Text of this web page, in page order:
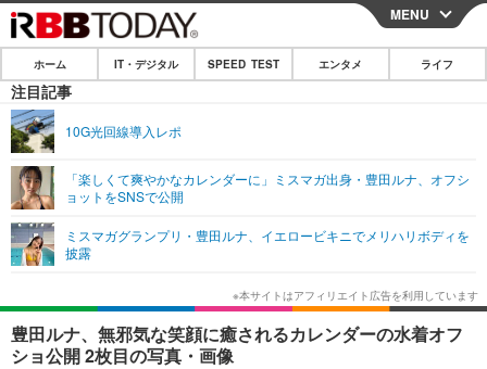
CLOSE
ホーム
IT・デジタル
ネタ
ショッピング その他
SPEED TEST
エンタメ
エンタメTOP
韓国・芸能
音楽 スポーツ
ライフ
ライフTOP グルメ
ペット ショッピング
リリース一覧
プッシュ通知の停止方法
MENU
ホーム IT・デジタル SPEED TEST エンタメ ライフ
注目記事
10G光回線導入レポ
「楽しくて爽やかなカレンダーに」ミスマガ出身・豊田ルナ、オフシ
ョットをSNSで公開
ミスマガグランプリ・豊田ルナ、イエロービキニでメリハリボディを
披露
豊田ルナ、無邪気な笑顔に癒されるカレンダーの水着オフ
ショ公開 2枚目の写真・画像